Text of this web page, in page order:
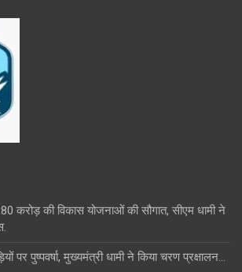
करोड़ की विकास योजनाओं की सौगात, सीएम धामी ने
पर पुष्पवर्षा, मुख्यमंत्री धामी ने किया चरण प्रक्षालन…